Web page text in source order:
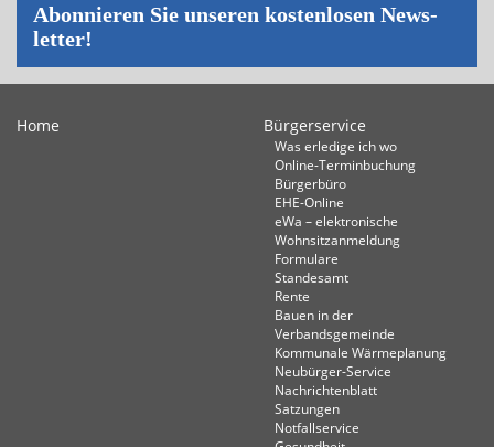
Abon­nie­ren Sie un­se­ren kos­ten­lo­sen News­
let­ter!
Home Bürgerservice
Was erledige ich wo
Online-Terminbuchung
Bürgerbüro
EHE-Online
eWa – elektronische
Wohnsitzanmeldung
Formulare
Standesamt
Rente
Bauen in der
Verbandsgemeinde
Kommunale Wärmeplanung
Neubürger-Service
Nachrichtenblatt
Satzungen
Notfallservice